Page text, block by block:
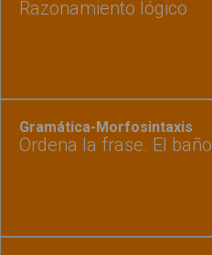
Razonamiento lógico
Gramática-Morfosintaxis
Ordena la frase. El baño